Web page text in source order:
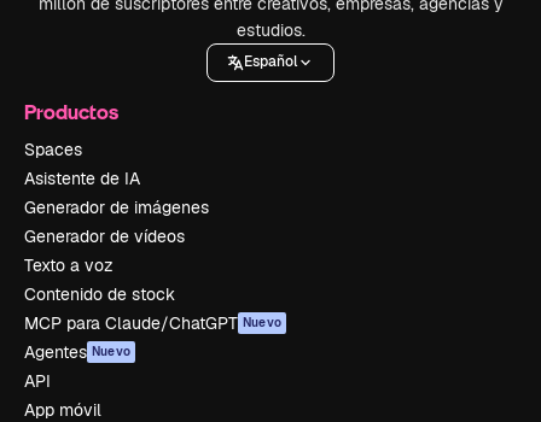
estudios.
Español
Productos
Spaces
Asistente de IA
Generador de imágenes
Generador de vídeos
Texto a voz
Contenido de stock
MCP para Claude/ChatGPT Nuevo
Agentes Nuevo
API
App móvil